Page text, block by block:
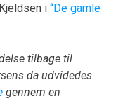
i “De gamle
tilbage til
da udvidedes
gennem en